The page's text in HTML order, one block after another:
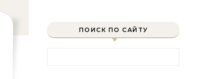
ПОИСК ПО САЙТУ